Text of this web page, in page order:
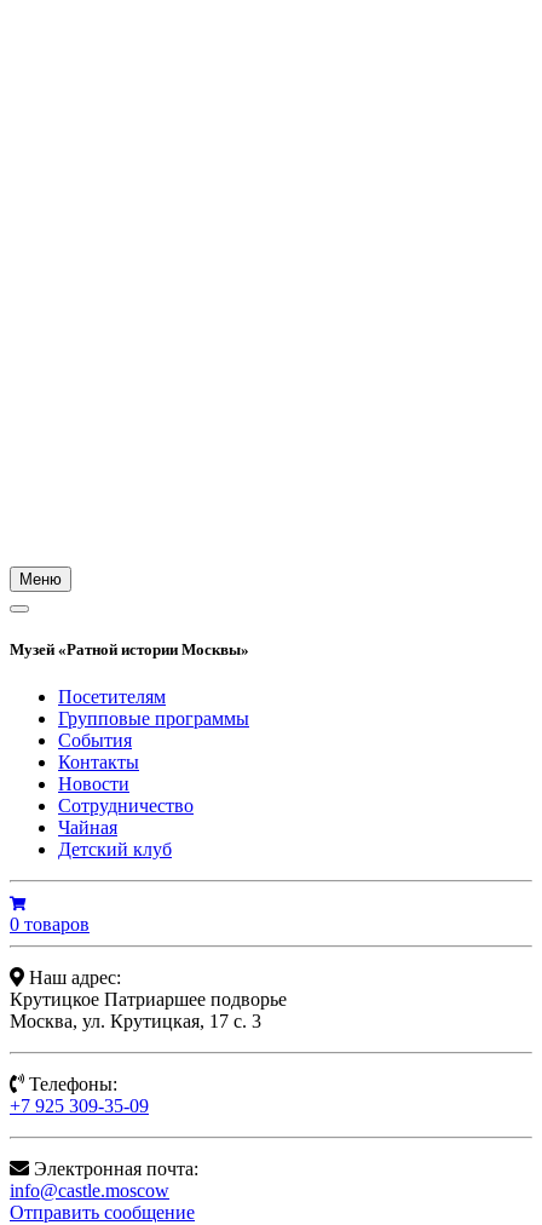
Меню
Музей «Ратной истории Москвы»
Посетителям
Групповые программы
События
Контакты
Новости
Сотрудничество
Чайная
Детский клуб
0 товаров
Наш адрес:
Крутицкое Патриаршее подворье
Москва, ул. Крутицкая, 17 с. 3
Телефоны:
+7 925 309-35-09
Электронная почта:
info@castle.moscow
Отправить сообщение